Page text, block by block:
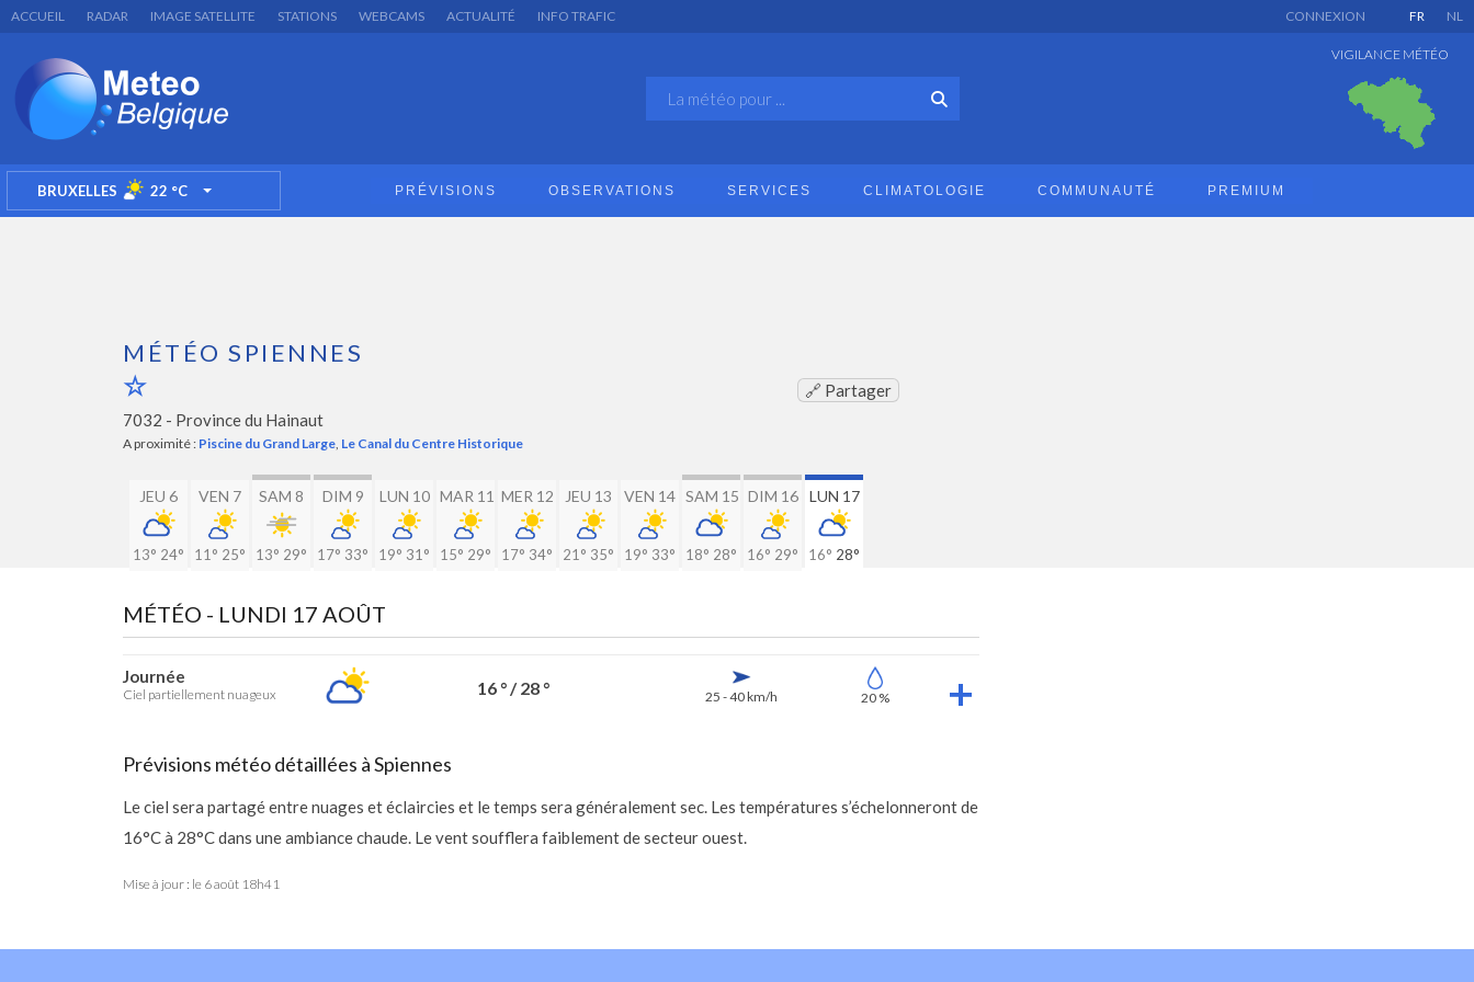
ACCUEIL RADAR IMAGE SATELLITE STATIONS WEBCAMS ACTUALITÉ INFO TRAFIC FR NL
CONNEXION
VIGILANCE MÉTÉO
BRUXELLES 22 °C TOGGLE DROPDOWN PRÉVISIONS OBSERVATIONS SERVICES CLIMATOLOGIE COMMUNAUTÉ PREMIUM
MÉTÉO SPIENNES
🔗 Partager
7032 - Province du Hainaut
A proximité : Piscine du Grand Large, Le Canal du Centre Historique
JEU 6
13° 24°
VEN 7
11° 25°
SAM 8
13° 29°
DIM 9
17° 33°
LUN 10
19° 31°
MAR 11
15° 29°
MER 12
17° 34°
JEU 13
21° 35°
VEN 14
19° 33°
SAM 15
18° 28°
DIM 16
16° 29°
LUN 17
16° 28°
MÉTÉO - LUNDI 17 AOÛT
Journée
Ciel partiellement nuageux 16 ° / 28 ° 25 - 40 km/h 20 %
Prévisions météo détaillées à Spiennes
Le ciel sera partagé entre nuages et éclaircies et le temps sera généralement sec. Les températures s’échelonneront de
16°C à 28°C dans une ambiance chaude. Le vent soufflera faiblement de secteur ouest.
Mise à jour : le 6 août 18h41